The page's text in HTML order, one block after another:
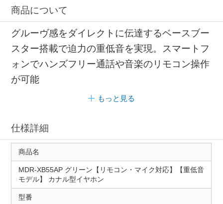
商品について
グルーヴ感をダイレクトに伝達するベースブー
スター搭載で迫力の重低音を実現。スマートフ
ォンでハンズフリー通話や音楽のリモコン操作
が可能
もっと見る
仕様詳細
商品名
MDR-XB55AP グリーン【リモコン・マイク対応】【重低音
モデル】 カナル型イヤホン
型番